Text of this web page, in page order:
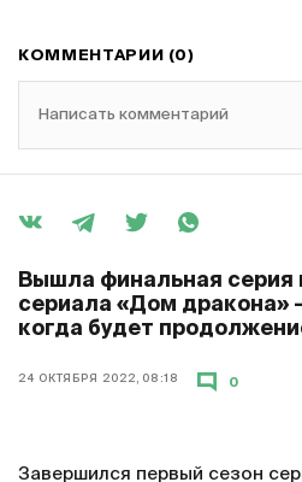
КОММЕНТАРИИ (0)
Написать комментарий
Вышла финальная серия
сериала «Дом дракона»
когда будет
24 ОКТЯБРЯ 2022, 08:18 0
Завершился первый сезон